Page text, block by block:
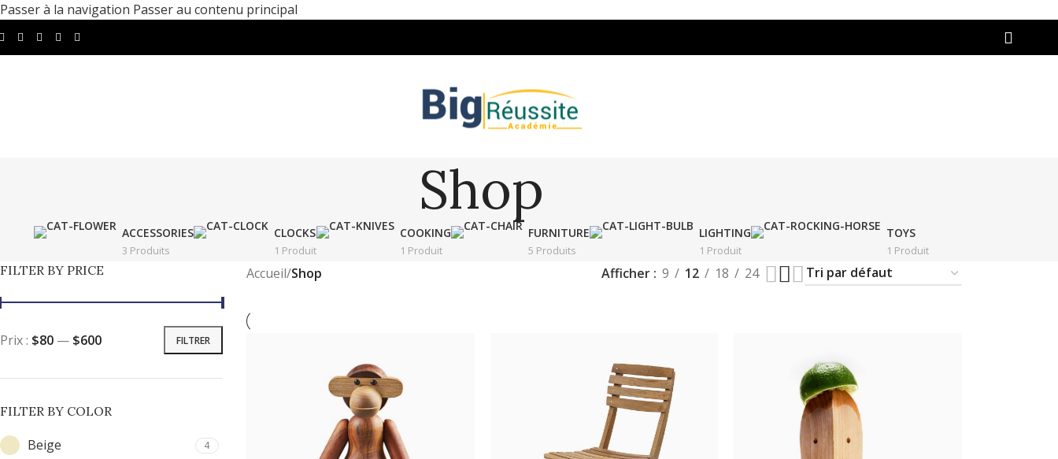
Passer à la navigation Passer au contenu principal
Shop
ACCESSORIES
3 Produits
CLOCKS
1 Produit
COOKING
1 Produit
FURNITURE
5 Produits
LIGHTING
1 Produit
TOYS
1 Produit
FILTER BY PRICE
FILTRER
Prix : $80 — $600
FILTER BY COLOR
Beige 4
Accueil/Shop Afficher 9 12 18 24